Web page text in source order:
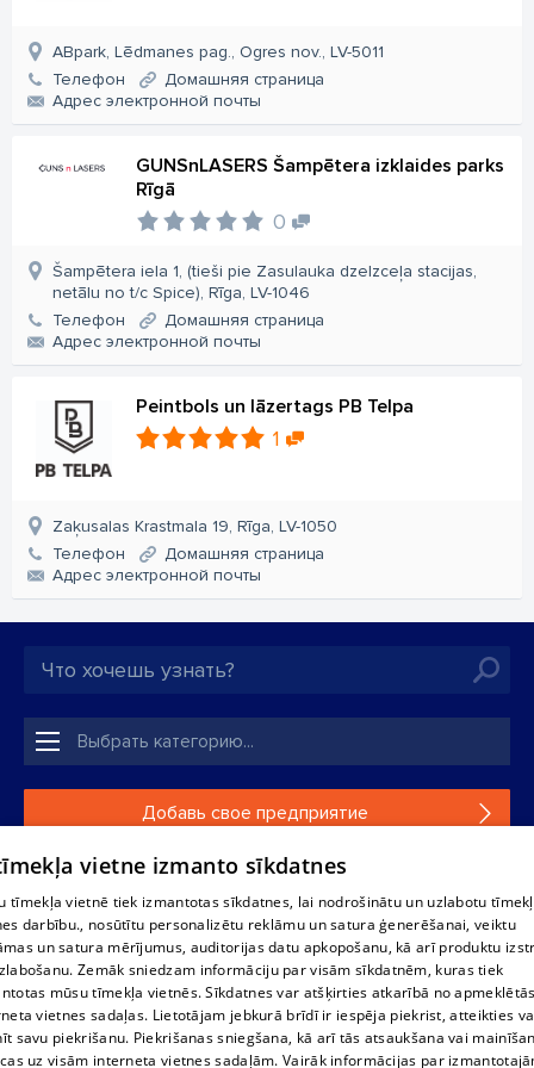
ABpark, Lēdmanes pag., Ogres nov., LV-5011
Телефон
Домашняя страница
Aдрес электронной почты
GUNSnLASERS Šampētera izklaides parks
Rīgā
0
Šampētera iela 1, (tieši pie Zasulauka dzelzceļa stacijas,
netālu no t/c Spice), Rīga, LV-1046
Телефон
Домашняя страница
Aдрес электронной почты
Peintbols un lāzertags PB Telpa
1
Zaķusalas Krastmala 19, Rīga, LV-1050
Телефон
Домашняя страница
Aдрес электронной почты
Добавь свое предприятие
Если твоего предприятия нет в нашей базе данных,
Полное или частичное распространение или копирование
информации из баз данных 1188 в любой форме строго
запрещено. Также запрещается автоматическое
скачивание информации. Перепубликация любого
материала, опубликованного на сайте 1188 , возможна
vietne izmanto sīkdatnes
tīmekļa vietnē tiek izmantotas sīkdatnes, lai nodrošinātu un uzlabotu
darbību., nosūtītu personalizētu reklāmu un satura ģenerēšanai, veiktu
un satura mērījumus, auditorijas datu apkopošanu, kā arī produktu
Zemāk sniedzam informāciju par visām sīkdatnēm, kuras tiek
mūsu tīmekļa vietnēs. Sīkdatnes var atšķirties atkarībā no
vietnes sadaļas. Lietotājam jebkurā brīdī ir iespēja piekrist, atteikties
savu piekrišanu. Piekrišanas sniegšana, kā arī tās atsaukšana vai
uz visām interneta vietnes sadaļām. Vairāk informācijas par